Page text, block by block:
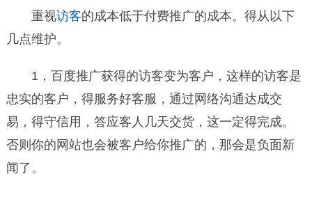
重视访客的成本低于付费推广的成本。得从以下
几点维护。
1，百度推广获得的访客变为客户，这样的访客是
忠实的客户，得服务好客服，通过网络沟通达成交
易，得守信用，答应客人几天交货，这一定得完成。
否则你的网站也会被客户给你推广的，那会是负面新
闻了。